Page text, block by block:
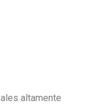
altamente